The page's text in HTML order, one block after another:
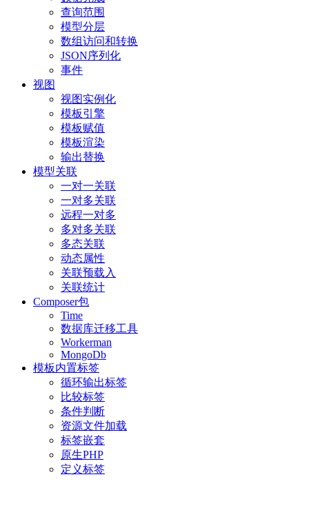
查询范围
模型分层
数组访问和转换
JSON序列化
事件
视图
视图实例化
模板引擎
模板赋值
模板渲染
输出替换
模型关联
一对一关联
一对多关联
远程一对多
多对多关联
多态关联
动态属性
关联预载入
关联统计
Composer包
Time
数据库迁移工具
Workerman
MongoDb
模板内置标签
循环输出标签
比较标签
条件判断
资源文件加载
标签嵌套
原生PHP
定义标签